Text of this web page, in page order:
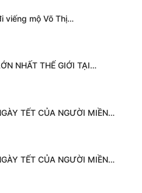
viếng mộ Võ Thị…
NHẤT THẾ GIỚI TẠI…
TẾT CỦA NGƯỜI MIỀN…
TẾT CỦA NGƯỜI MIỀN…